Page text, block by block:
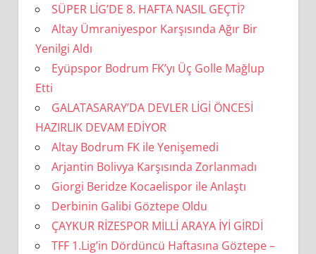
SÜPER LİG’DE 8. HAFTA NASIL GEÇTİ?
Altay Ümraniyespor Karşısında Ağır Bir
Yenilgi Aldı
Eyüpspor Bodrum FK’yı Üç Golle Mağlup
Etti
GALATASARAY’DA DEVLER LİGİ ÖNCESİ
HAZIRLIK DEVAM EDİYOR
Altay Bodrum FK ile Yenişemedi
Arjantin Bolivya Karşısında Zorlanmadı
Giorgi Beridze Kocaelispor ile Anlaştı
Derbinin Galibi Göztepe Oldu
ÇAYKUR RİZESPOR MİLLİ ARAYA İYİ GİRDİ
TFF 1.Lig’in Dördüncü Haftasına Göztepe –